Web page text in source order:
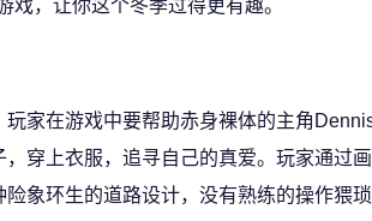
，让你这个冬季过得更有趣。
家在游戏中要帮助赤身裸体的主角
穿上衣服，追寻自己的真爱。玩家通过
象环生的道路设计，没有熟练的操作猥